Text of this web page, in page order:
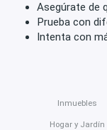
Asegúrate de
Prueba con
Intenta con
Inmuebles
Hogar y Jardín